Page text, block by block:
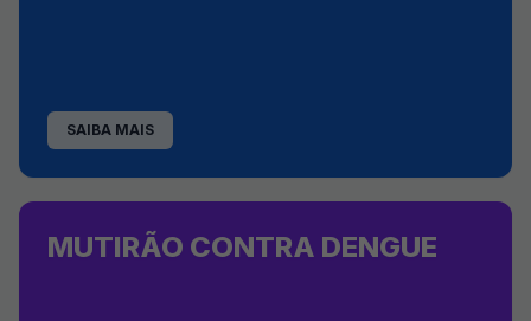
SAIBA MAIS
MUTIRÃO CONTRA DENGUE